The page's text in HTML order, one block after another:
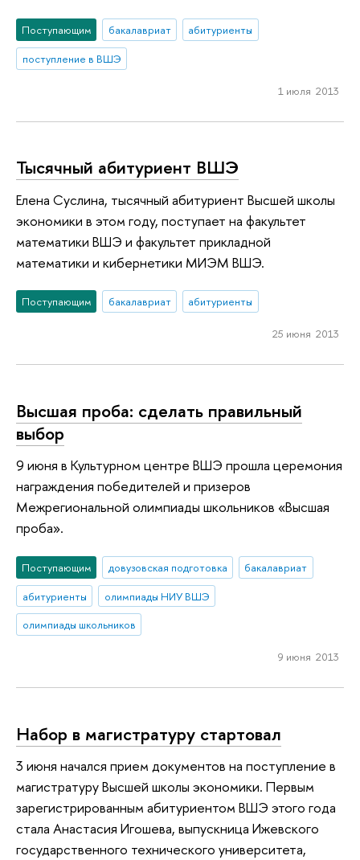
Поступающим бакалавриат
абитуриенты
поступление в ВШЭ
1 июля 2013
Тысячный абитуриент ВШЭ
Елена Суслина, тысячный абитуриент Высшей школы
экономики в этом году, поступает на факультет
математики ВШЭ и факультет прикладной
математики и кибернетики МИЭМ ВШЭ.
Поступающим бакалавриат абитуриенты
25 июня 2013
Высшая проба: сделать правильный
выбор
9 июня в Культурном центре ВШЭ прошла церемония
награждения победителей и призеров
Межрегиональной олимпиады школьников «Высшая
проба».
Поступающим довузовская подготовка
бакалавриат
абитуриенты
олимпиады НИУ ВШЭ
олимпиады школьников
9 июня 2013
Набор в магистратуру стартовал
3 июня начался прием документов на поступление в
магистратуру Высшей школы экономики. Первым
зарегистрированным абитуриентом ВШЭ этого года
стала Анастасия Игошева, выпускница Ижевского
государственного технического университета,